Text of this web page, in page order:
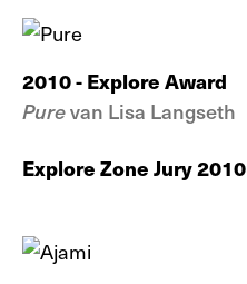
2010- Explore Award
Purevan Lisa Langseth
Explore Zone Jury 2010